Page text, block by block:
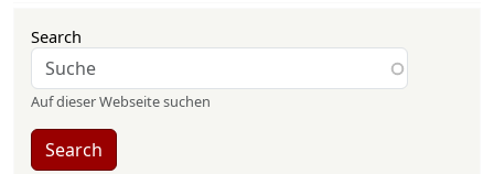
Search
Auf dieser Webseite suchen
Search